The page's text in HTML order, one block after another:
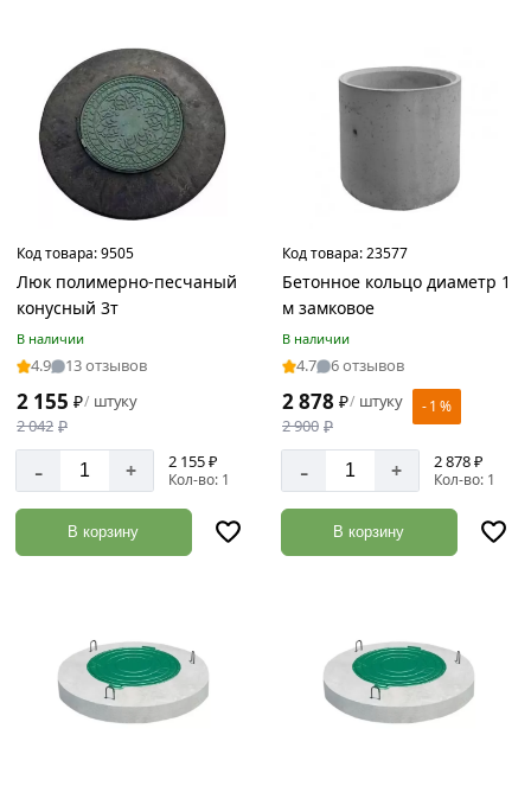
Зеленый
Серый
Черный
Страна
производства
Материал
Бетон
композитный
Диаметр
Код товара:9505
Люк полимерно-песчаный
конусный 3т
В наличии
4.9 13 отзывов
2 155 ₽/ штуку
2 042 ₽
- + 2 155 ₽
Кол-во: 1
В корзину
Код товара:23577
Бетонное кольцо диаметр 1
м замковое
В наличии
4.7 6 отзывов
2 878 ₽/ штуку
2 900 ₽
- 1 %
- + 2 878 ₽
Кол-во: 1
В корзину